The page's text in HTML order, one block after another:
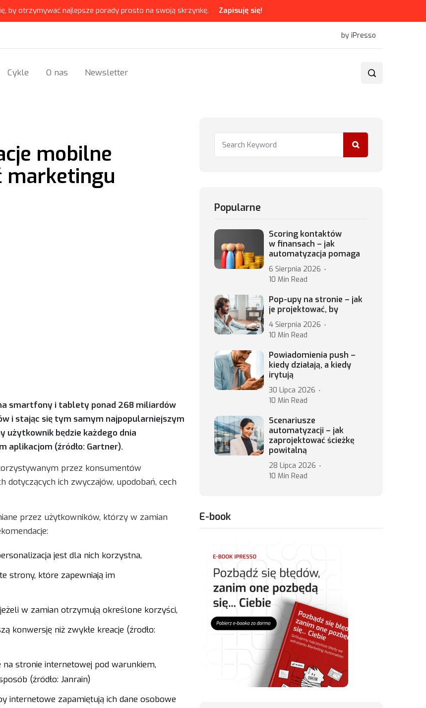
by otrzymywać najlepsze porady prosto na swoją skrzynkę. Zapisuję się!
by iPresso
Cykle O nas Newsletter
mobilne
marketingu
smartfony i tablety ponad 268 miliardów
i stając się tym samym najpopularniejszym
użytkownik będzie każdego dnia
aplikacjom (źródło: Gartner).
przez konsumentów
dotyczących ich zwyczajów, upodobań, cech
przez użytkowników, którzy w zamian
jest dla nich korzystna,
strony, które zapewniają im
w zamian otrzymują określone korzyści,
konwersję niż zwykłe kreacje (źrodło:
stronie internetowej pod warunkiem,
(źródło: Janrain)
internetowe zapamiętują ich dane osobowe
Popularne
Scoring kontaktów
w finansach – jak
automatyzacja pomaga
6 Sierpnia 2026
10 Min Read
Pop-upy na stronie – jak
je projektować, by
4 Sierpnia 2026
10 Min Read
Powiadomienia push –
kiedy działają, a kiedy
irytują
30 Lipca 2026
10 Min Read
Scenariusze
automatyzacji – jak
zaprojektować ścieżkę
powitalną
28 Lipca 2026
10 Min Read
E-book